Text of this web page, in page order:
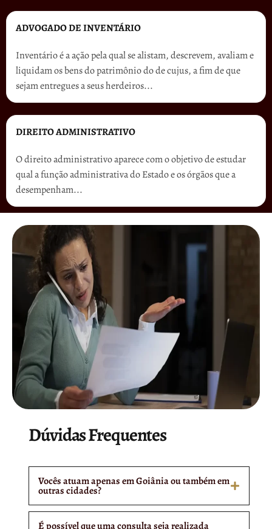
ADVOGADO DE INVENTÁRIO
Inventário é a ação pela qual se alistam, descrevem, avaliam e
liquidam os bens do patrimônio do de cujus, a fim de que
sejam entregues a seus herdeiros...
DIREITO ADMINISTRATIVO
O direito administrativo aparece com o objetivo de estudar
qual a função administrativa do Estado e os órgãos que a
desempenham...
Dúvidas Frequentes
Vocês atuam apenas em Goiânia ou também em
outras cidades?
É possível que uma consulta seja realizada